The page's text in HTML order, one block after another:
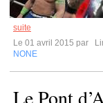
suite
Le 01 avril 2015 par
NONE
Le Pont